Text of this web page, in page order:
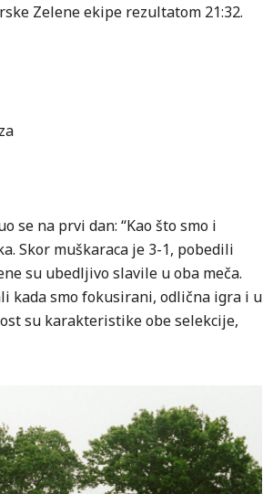
Zelene ekipe rezultatom 21:32.
se na prvi dan: “Kao što smo i
Skor muškaraca je 3-1, pobedili
su ubedljivo slavile u oba meča.
kada smo fokusirani, odlična igra i u
su karakteristike obe selekcije,